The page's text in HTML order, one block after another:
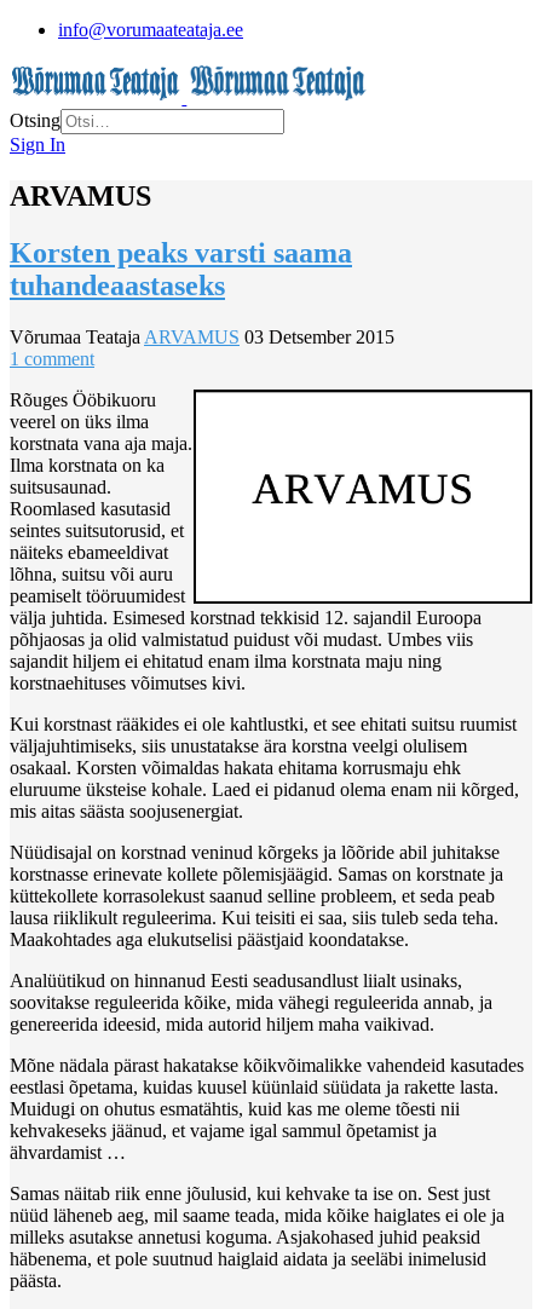
info@vorumaateataja.ee
Otsing
Sign In
ARVAMUS
Korsten peaks varsti saama
tuhandeaastaseks
Võrumaa Teataja ARVAMUS 03 Detsember 2015
1 comment
Rõuges Ööbikuoru
veerel on üks ilma
korstnata vana aja maja.
Ilma korstnata on ka
suitsusaunad.
Roomlased kasutasid
seintes suitsutorusid, et
näiteks ebameeldivat
lõhna, suitsu või auru
peamiselt tööruumidest
välja juhtida. Esimesed korstnad tekkisid 12. sajandil Euroopa
põhjaosas ja olid valmistatud puidust või mudast. Umbes viis
sajandit hiljem ei ehitatud enam ilma korstnata maju ning
korstnaehituses võimutses kivi.
Kui korstnast rääkides ei ole kahtlustki, et see ehitati suitsu ruumist
väljajuhtimiseks, siis unustatakse ära korstna veelgi olulisem
osakaal. Korsten võimaldas hakata ehitama korrusmaju ehk
eluruume üksteise kohale. Laed ei pidanud olema enam nii kõrged,
mis aitas säästa soojusenergiat.
Nüüdisajal on korstnad veninud kõrgeks ja lõõride abil juhitakse
korstnasse erinevate kollete põlemisjäägid. Samas on korstnate ja
küttekollete korrasolekust saanud selline probleem, et seda peab
lausa riiklikult reguleerima. Kui teisiti ei saa, siis tuleb seda teha.
Maakohtades aga elukutselisi päästjaid koondatakse.
Analüütikud on hinnanud Eesti seadusandlust liialt usinaks,
soovitakse reguleerida kõike, mida vähegi reguleerida annab, ja
genereerida ideesid, mida autorid hiljem maha vaikivad.
Mõne nädala pärast hakatakse kõikvõimalikke vahendeid kasutades
eestlasi õpetama, kuidas kuusel küünlaid süüdata ja rakette lasta.
Muidugi on ohutus esmatähtis, kuid kas me oleme tõesti nii
kehvakeseks jäänud, et vajame igal sammul õpetamist ja
ähvardamist …
Samas näitab riik enne jõulusid, kui kehvake ta ise on. Sest just
nüüd läheneb aeg, mil saame teada, mida kõike haiglates ei ole ja
milleks asutakse annetusi koguma. Asjakohased juhid peaksid
häbenema, et pole suutnud haiglaid aidata ja seeläbi inimelusid
päästa.